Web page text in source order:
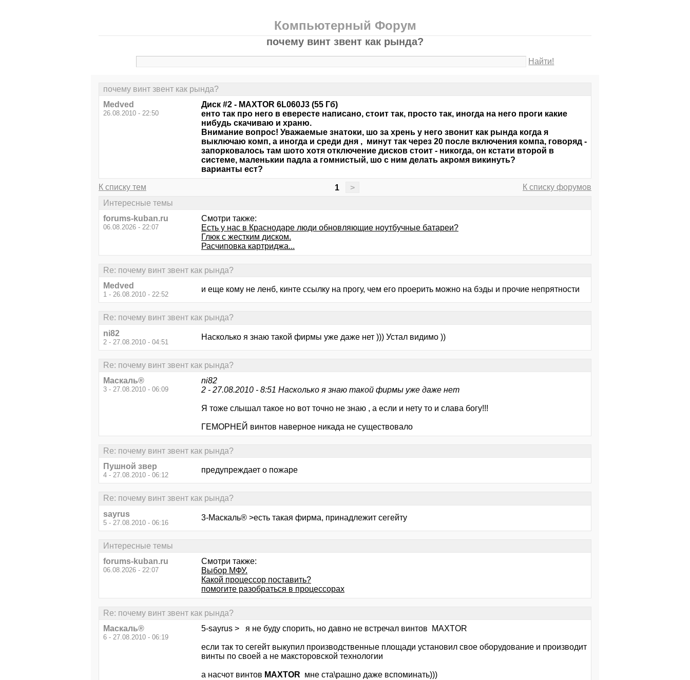
Компьютерный Форум
почему винт звент как рында?
Найти!
почему винт звент как рында?
Medved
26.08.2010 - 22:50
Диск #2 - MAXTOR 6L060J3 (55 Гб)
енто так про него в евересте написано, стоит так, просто так, иногда на него проги какие
нибудь скачиваю и храню.
Внимание вопрос! Уважаемые знатоки, шо за хрень у него звонит как рында когда я
выключаю комп, а иногда и среди дня , минут так через 20 после включения компа, говоряд -
запорковалось там шото хотя отключение дисков стоит - никогда, он кстати второй в
системе, маленькии падла а гомнистый, шо с ним делать акромя викинуть?
варианты ест?
К списку тем 1 >
К списку форумов
Интересные темы
forums-kuban.ru
06.08.2026 - 22:07
Смотри также:
Есть у нас в Краснодаре люди обновляющие ноутбучные батареи?
Глюк с жестким диском.
Расчиповка картриджа...
Re: почему винт звент как рында?
Medved
1 - 26.08.2010 - 22:52
и еще кому не ленб, кинте ссылку на прогу, чем его проерить можно на бэды и прочие непрятности
Re: почему винт звент как рында?
ni82
2 - 27.08.2010 - 04:51
Насколько я знаю такой фирмы уже даже нет ))) Устал видимо ))
Re: почему винт звент как рында?
Маскаль®
3 - 27.08.2010 - 06:09
ni82
2 - 27.08.2010 - 8:51 Насколько я знаю такой фирмы уже даже нет
Я тоже слышал такое но вот точно не знаю , а если и нету то и слава богу!!!
ГЕМОРНЕЙ винтов наверное никада не существовало
Re: почему винт звент как рында?
Пушной звер
4 - 27.08.2010 - 06:12
предупреждает о пожаре
Re: почему винт звент как рында?
sayrus
5 - 27.08.2010 - 06:16
3-Маскаль® >есть такая фирма, принадлежит сегейту
Интересные темы
forums-kuban.ru
06.08.2026 - 22:07
Смотри также:
Выбор МФУ.
Какой процессор поставить?
помогите разобраться в процессорах
Re: почему винт звент как рында?
Маскаль®
6 - 27.08.2010 - 06:19
5-sayrus > я не буду спорить, но давно не встречал винтов MAXTOR
если так то сегейт выкупил производственные площади установил свое оборудование и производит
винты по своей а не максторовской технологии
а насчот винтов MAXTOR мне ста\рашно даже вспоминать)))